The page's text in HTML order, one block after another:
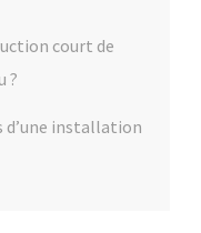
court de
?
d’une installation